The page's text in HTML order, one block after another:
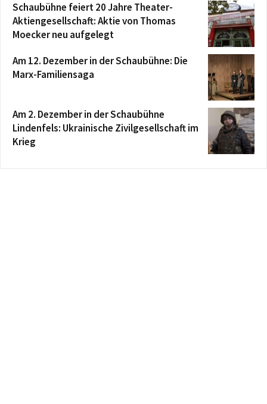
Schaubühne feiert 20 Jahre Theater-
Aktiengesellschaft: Aktie von Thomas
Moecker neu aufgelegt
Am 12. Dezember in der Schaubühne: Die
Marx-Familiensaga
Am 2. Dezember in der Schaubühne
Lindenfels: Ukrainische Zivilgesellschaft im
Krieg